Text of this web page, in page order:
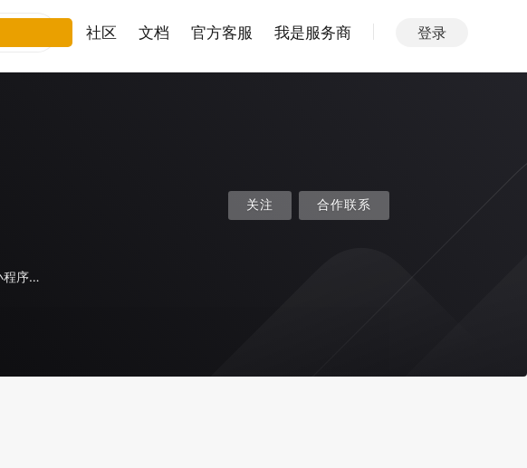
社区 文档 官方客服 我是服务商 登录
小程序代开发、运营与管理、接口能力、小商店增值服务、小程序插件
关注 合作联系